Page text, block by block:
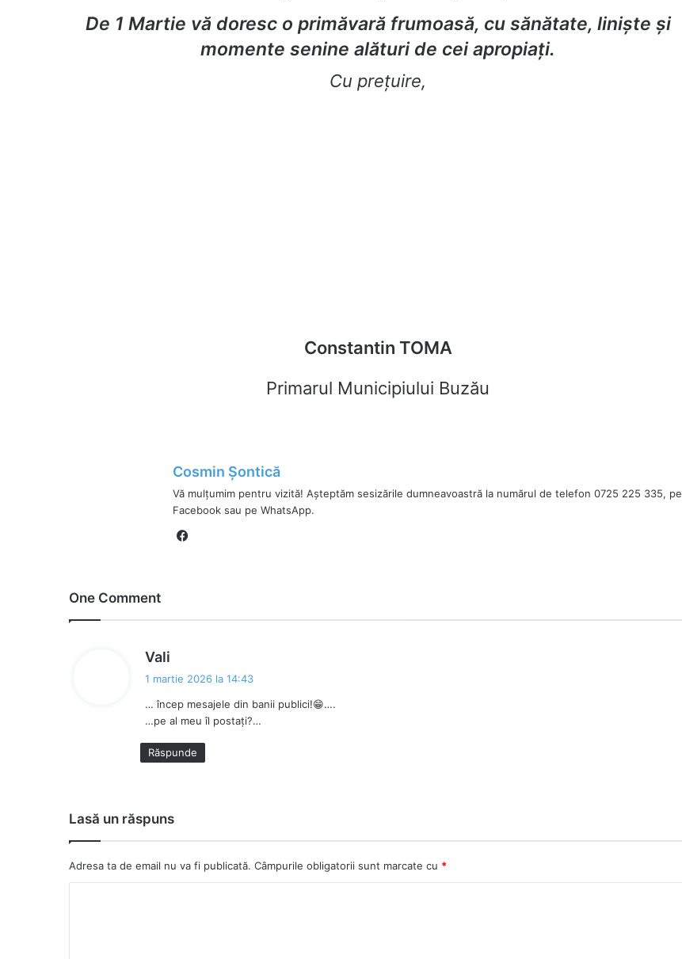
De 1 Martie vă doresc o primăvară frumoasă, cu sănătate, linişte şi
momente senine alături de cei apropiaţi.
Cu prețuire,
Constantin TOMA
Primarul Municipiului Buzău
Cosmin Șontică
Vă mulțumim pentru vizită! Așteptăm sesizările dumneavoastră la numărul de telefon 0725 225 335, pe
Facebook sau pe WhatsApp.
One Comment
Vali
n
e
:
1 martie 2026 la 14:43
… încep mesajele din banii publici!😁….
…pe al meu îl postați?…
Răspunde
Lasă un răspuns
Adresa ta de email nu va fi publicată. Câmpurile obligatorii sunt marcate cu *